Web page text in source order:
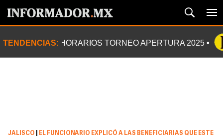
TENDENCIAS: HORARIOS TORNEO APERTURA 2025
JALISCO
EL FUNCIONARIO EXPLICÓ A LAS BENEFICIARIAS QUE ESTE